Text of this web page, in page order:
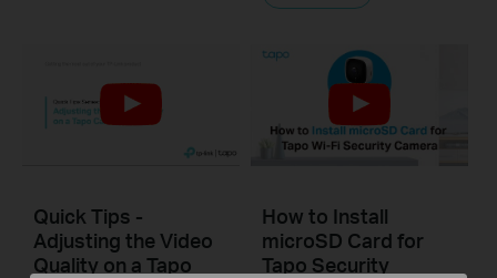
Quick Tips -
Adjusting the Video
Quality on a Tapo
How to Install
microSD Card for
Tapo Security